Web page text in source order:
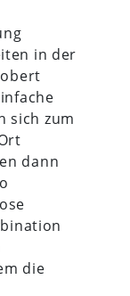
in der
sich zum
dann
die